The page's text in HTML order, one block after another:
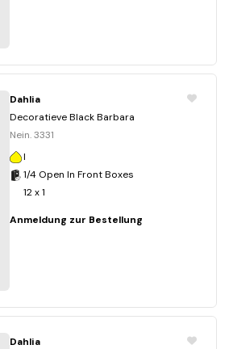
Dahlia
Decoratieve Black Barbara
Nein. 3331
I
1/4 Open In Front Boxes
12 x 1
Anmeldung zur Bestellung
Dahlia